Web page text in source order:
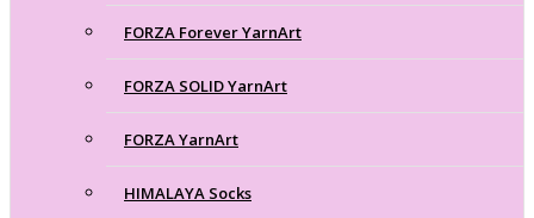
FORZA Forever YarnArt
FORZA SOLID YarnArt
FORZA YarnArt
HIMALAYA Socks